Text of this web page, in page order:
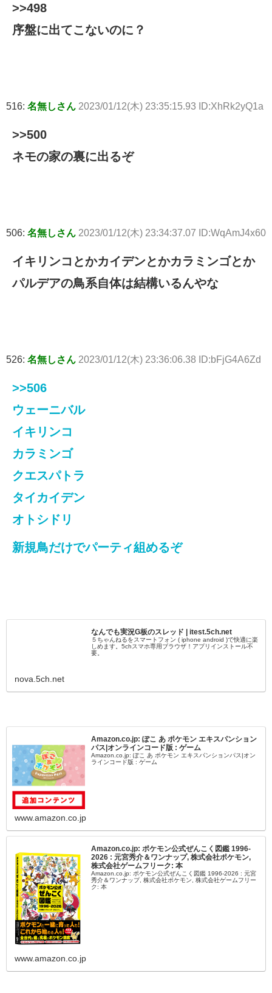
>>498
序盤に出てこないのに？
516: 名無しさん 2023/01/12(木) 23:35:15.93 ID:XhRk2yQ1a
>>500
ネモの家の裏に出るぞ
506: 名無しさん 2023/01/12(木) 23:34:37.07 ID:WqAmJ4x60
イキリンコとかカイデンとかカラミンゴとか
パルデアの鳥系自体は結構いるんやな
526: 名無しさん 2023/01/12(木) 23:36:06.38 ID:bFjG4A6Zd
>>506
ウェーニバル
イキリンコ
カラミンゴ
クエスパトラ
タイカイデン
オトシドリ
新規鳥だけでパーティ組めるぞ
なんでも実況G板のスレッド | itest.5ch.net
５ちゃんねるをスマートフォン ( iphone android )で快適に楽
しめます。5chスマホ専用ブラウザ！アプリインストール不
要。
nova.5ch.net
Amazon.co.jp: ぽこ あ ポケモン エキスパンション
パス|オンラインコード版 : ゲーム
Amazon.co.jp: ぽこ あ ポケモン エキスパンションパス|オン
ラインコード版 : ゲーム
www.amazon.co.jp
Amazon.co.jp: ポケモン公式ぜんこく図鑑 1996-
2026 : 元宮秀介＆ワンナップ, 株式会社ポケモン,
株式会社ゲームフリーク: 本
Amazon.co.jp: ポケモン公式ぜんこく図鑑 1996-2026 : 元宮
秀介＆ワンナップ, 株式会社ポケモン, 株式会社ゲームフリー
ク: 本
www.amazon.co.jp